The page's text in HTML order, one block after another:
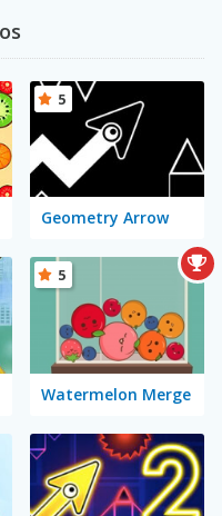
Geometry Arrow
5
Watermelon Merge
5